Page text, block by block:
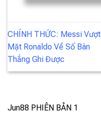
CHÍNH THỨC: Messi Vượt
Mặt Ronaldo Về Số Bàn
Thắng Ghi Được
Jun88 PHIÊN BẢN 1